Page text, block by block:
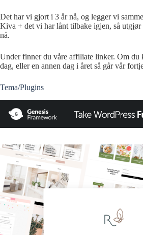
Det har vi gjort i 3 år nå, og legger vi
Kiva + det vi har lånt tilbake igjen, så
nå.
Under finner du våre affiliate linker. Om du
dag, eller en annen dag i året så går vår
Tema/Plugins